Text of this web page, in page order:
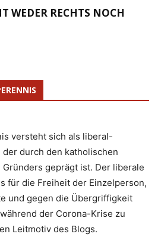
WEDER RECHTS NOCH
versteht sich als liberal-
durch den katholischen
geprägt ist. Der liberale
für die Freiheit der Einzelperson,
und gegen die Übergriffigkeit
der Corona-Krise zu
Leitmotiv des Blogs.